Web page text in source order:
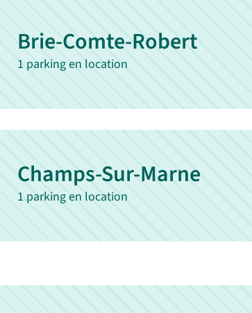
Brie-Comte-Robert
1 parking en location
Champs-Sur-Marne
1 parking en location